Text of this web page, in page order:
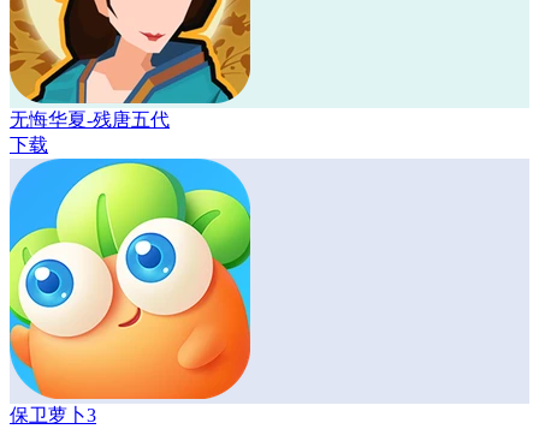
无悔华夏-残唐五代
下载
保卫萝卜3